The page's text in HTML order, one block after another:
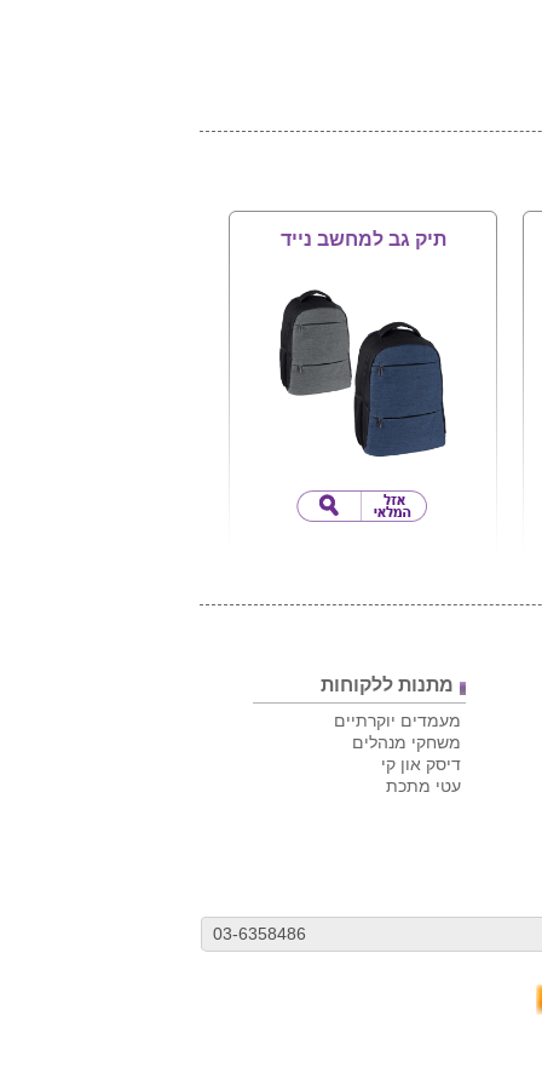
תיק גב למחשב נייד
מתנות ללקוחות
מעמדים יוקרתיים
משחקי מנהלים
דיסק און קי
עטי מתכת
03-6358486